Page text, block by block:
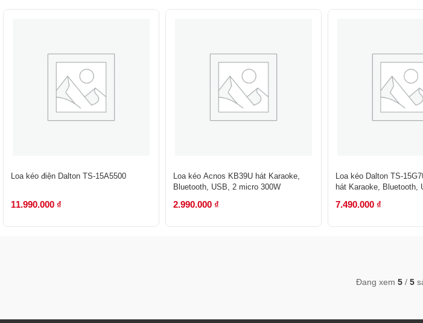
Loa kéo điện Dalton TS-15A5500
11.990.000 ₫
Loa kéo Acnos KB39U hát Karaoke,
Bluetooth, USB, 2 micro 300W
2.990.000 ₫
Loa kéo Dalton TS-
hát Karaoke, Bluetooth,
7.490.000 ₫
Đang xem 5 / 5